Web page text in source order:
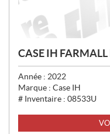
CASE IH
Année : 2022
Marque : Case IH
# Inventaire : 08533U